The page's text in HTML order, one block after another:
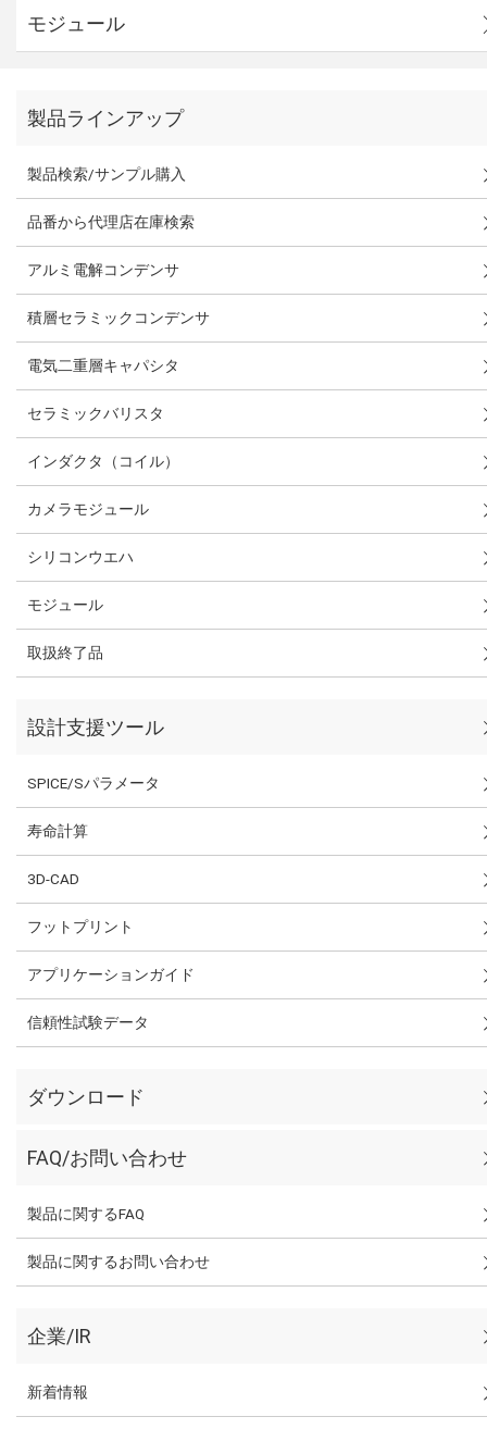
モジュール
製品ラインアップ
製品検索/サンプル購入
品番から代理店在庫検索
アルミ電解コンデンサ
積層セラミックコンデンサ
電気二重層キャパシタ
セラミックバリスタ
インダクタ（コイル）
カメラモジュール
シリコンウエハ
モジュール
取扱終了品
設計支援ツール
SPICE/Sパラメータ
寿命計算
3D-CAD
フットプリント
アプリケーションガイド
信頼性試験データ
ダウンロード
FAQ/お問い合わせ
製品に関するFAQ
製品に関するお問い合わせ
企業/IR
新着情報